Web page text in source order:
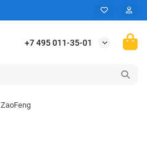
+7 495 011-35-01
ZaoFeng